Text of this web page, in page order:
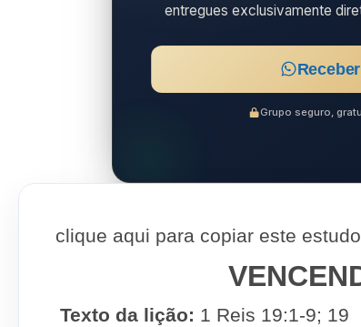
entregues exclusivamente
Grupo seguro,
clique aqui para copiar este
Texto da lição: 1 Reis 19:1-9; 19